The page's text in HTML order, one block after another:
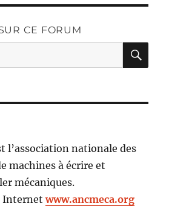
CE FORUM
l’association nationale des
machines à écrire et
mécaniques.
Internetwww.ancmeca.org